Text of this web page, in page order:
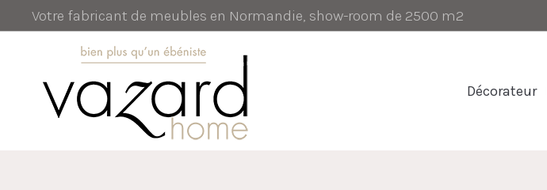
Votre fabricant de meubles en Normandie, show-room de 2500 m2
Décorateur